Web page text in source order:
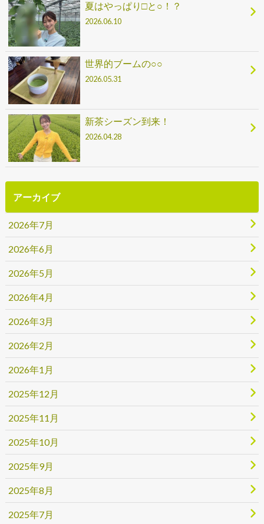
夏はやっぱり□と○！？
2026.06.10
世界的ブームの○○
2026.05.31
新茶シーズン到来！
2026.04.28
アーカイブ
2026年7月
2026年6月
2026年5月
2026年4月
2026年3月
2026年2月
2026年1月
2025年12月
2025年11月
2025年10月
2025年9月
2025年8月
2025年7月